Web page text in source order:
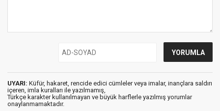
UYARI: Küfür, hakaret, rencide edici cümleler veya imalar, inançlara saldırı
içeren, imla kuralları ile yazılmamış,
Türkçe karakter kullanılmayan ve büyük harflerle yazılmış yorumlar
onaylanmamaktadır.